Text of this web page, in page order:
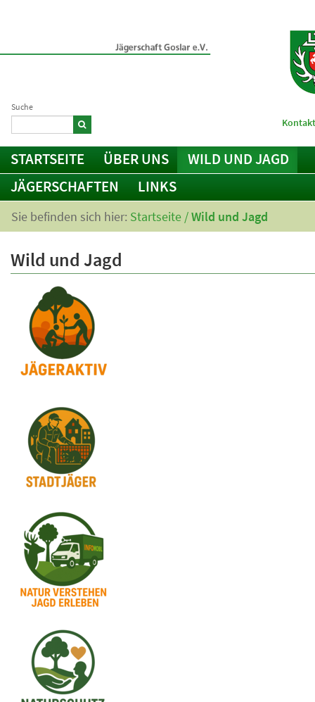
Suche
STARTSEITE ÜBER UNS
WILD UND JAGD
JÄGERSCHAFTEN
LINKS
Sie befinden sich hier: Startseite /Wild und Jagd
Wild und Jagd